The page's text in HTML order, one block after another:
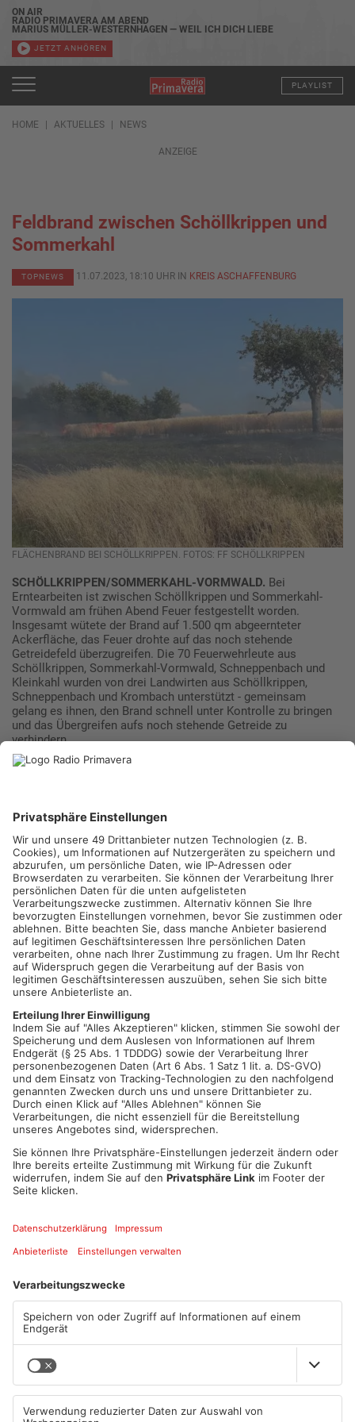
ON AIR
RADIO PRIMAVERA AM ABEND
MARIUS MÜLLER-WESTERNHAGEN — WEIL ICH DICH LIEBE
JETZT ANHÖREN
PLAYLIST
HOME AKTUELLES NEWS
ANZEIGE
Feldbrand zwischen Schöllkrippen und
Sommerkahl
TOPNEWS 11.07.2023, 18:10 UHR IN KREIS ASCHAFFENBURG
FLÄCHENBRAND BEI SCHÖLLKRIPPEN. FOTOS: FF SCHÖLLKRIPPEN
SCHÖLLKRIPPEN/SOMMERKAHL-VORMWALD. Bei
Erntearbeiten ist zwischen Schöllkrippen und Sommerkahl-
Vormwald am frühen Abend Feuer festgestellt worden.
Insgesamt wütete der Brand auf 1.500 qm abgeernteter
Ackerfläche, das Feuer drohte auf das noch stehende
Getreidefeld überzugreifen. Die 70 Feuerwehrleute aus
Schöllkrippen, Sommerkahl-Vormwald, Schneppenbach und
Kleinkahl wurden von drei Landwirten aus Schöllkrippen,
Schneppenbach und Krombach unterstützt - gemeinsam
gelang es ihnen, den Brand schnell unter Kontrolle zu bringen
und das Übergreifen aufs noch stehende Getreide zu
verhindern.
Hitze und Trockenheit haben die Waldbrandgefahr im
Mehr zum Thema
1
ANZEIGE